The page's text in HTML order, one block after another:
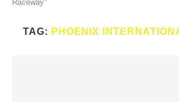
Raceway"
TAG: PHOENIX